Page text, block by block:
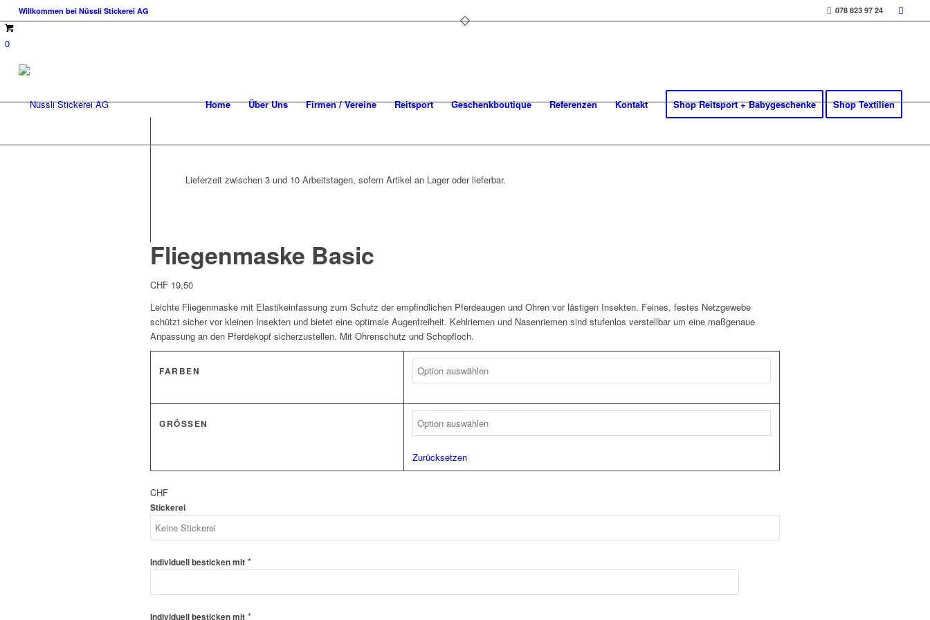
Willkommen bei Nüssli Stickerei AG 078 823 97 24
0
Home Über Uns Firmen / Vereine Reitsport Geschenkboutique Referenzen Kontakt Shop Reitsport + Babygeschenke Shop Textilien
Lieferzeit zwischen 3 und 10 Arbeitstagen, sofern Artikel an Lager oder lieferbar.
Fliegenmaske Basic
CHF 19,50
Leichte Fliegenmaske mit Elastikeinfassung zum Schutz der empfindlichen Pferdeaugen und Ohren vor lästigen Insekten. Feines, festes Netzgewebe
schützt sicher vor kleinen Insekten und bietet eine optimale Augenfreiheit. Kehlriemen und Nasenriemen sind stufenlos verstellbar um eine maßgenaue
Anpassung an den Pferdekopf sicherzustellen. Mit Ohrenschutz und Schopfloch.
FARBEN
GRÖSSEN
Zurücksetzen
CHF
Stickerei
Individuell besticken mit *
Individuell besticken mit *